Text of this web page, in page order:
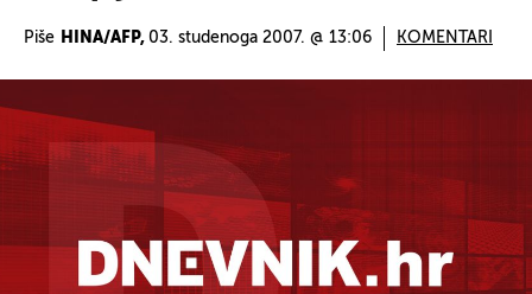
Piše HINA/AFP, 03. studenoga 2007. @ 13:06 KOMENTARI